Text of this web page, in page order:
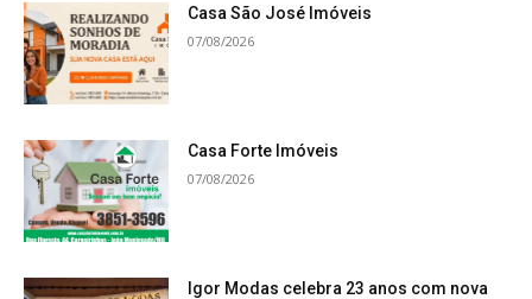
Casa São José Imóveis
07/08/2026
Casa Forte Imóveis
07/08/2026
Igor Modas celebra 23 anos com nova